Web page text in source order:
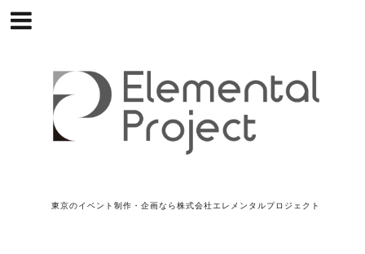
東京のイベント制作・企画なら株式会社エレメンタルプロジェクト